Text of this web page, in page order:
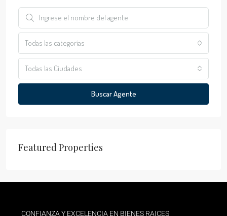
Todas las categorías
Todas las Ciudades
Buscar Agente
Featured Properties
CONFIANZA Y EXCELENCIA EN BIENES RAICES